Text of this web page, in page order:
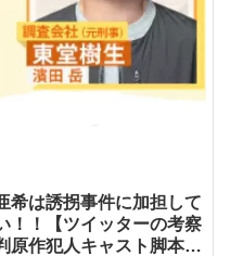
希は誘拐事件に加担して
！！【ツイッターの考察
原作犯人キャスト脚本あ